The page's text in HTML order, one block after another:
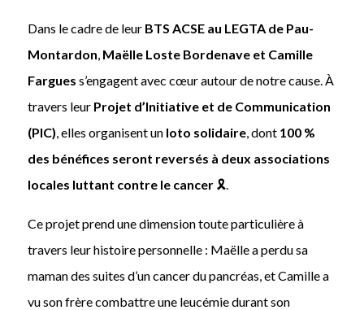
Dans le cadre de leur BTS ACSE au LEGTA de Pau-
Montardon Maëlle Loste Bordenave et Camille
Fargues s’engagent avec cœur autour de notre cause. À
travers leur Projet d’Initiative et de Communication
(PIC) , elles organisent un loto solidaire, dont 100 %
des bénéfices seront reversés à deux associations
locales luttant contre le cancer🎗️.
Ce projet prend une dimension toute particulière à
travers leur histoire personnelle : Maëlle a perdu sa
maman des suites d’un cancer du pancréas, et Camille a
vu son frère combattre une leucémie durant son